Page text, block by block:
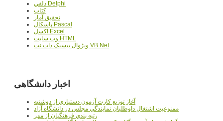
دلفي Delphi
کتاب
تحقيق آمار
پاسکال Pascal
اکسل Excel
وب سايت HTML
ويژوال بيسيک دات نت VB.Net
اخبار دانشگاهی
آغاز توزيع کارت آزمون دستياري از دوشنبه
ممنوعيت اشتغال داوطلبان نمايندگي مجلس در دانشگاه آزاد
رتبه بندي فرهنگيان از مهر